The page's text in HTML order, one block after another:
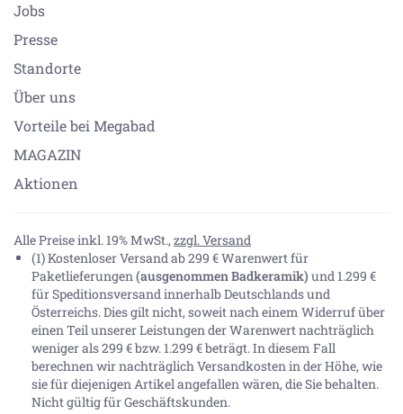
Jobs
Presse
Standorte
Über uns
Vorteile bei Megabad
MAGAZIN
Aktionen
Alle Preise inkl. 19% MwSt., zzgl. Versand
(1) Kostenloser Versand ab 299 € Warenwert für
Paketlieferungen(ausgenommen Badkeramik) und 1.299 €
für Speditionsversand innerhalb Deutschlands und
Österreichs. Dies gilt nicht, soweit nach einem Widerruf über
einen Teil unserer Leistungen der Warenwert nachträglich
weniger als 299 € bzw. 1.299 € beträgt. In diesem Fall
berechnen wir nachträglich Versandkosten in der Höhe, wie
sie für diejenigen Artikel angefallen wären, die Sie behalten.
Nicht gültig für Geschäftskunden.